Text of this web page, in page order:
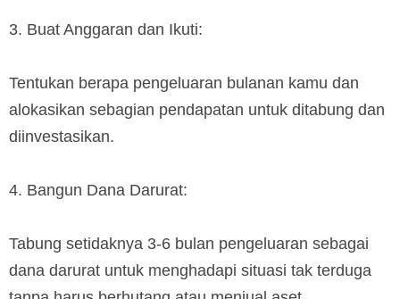
3. Buat Anggaran dan Ikuti:
Tentukan berapa pengeluaran bulanan kamu dan
alokasikan sebagian pendapatan untuk ditabung dan
diinvestasikan.
4. Bangun Dana Darurat:
Tabung setidaknya 3-6 bulan pengeluaran sebagai
dana darurat untuk menghadapi situasi tak terduga